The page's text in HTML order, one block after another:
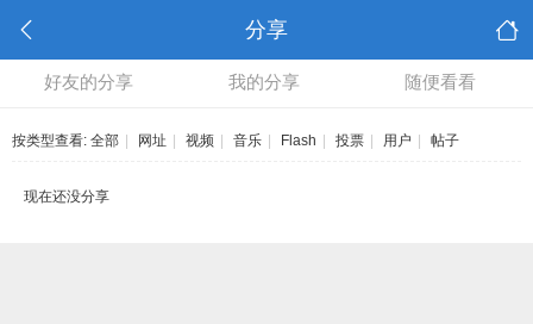
分享
好友的分享 我的分享 随便看看
按类型查看: 全部 网址 视频 音乐 Flash 投票 用户 帖子
现在还没分享